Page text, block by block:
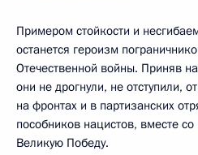
Примером стойкости и
останется героизм
Отечественной войны. Приняв
они не дрогнули, не отступили,
на фронтах и в партизанских
пособников нацистов, вместе
Великую Победу.